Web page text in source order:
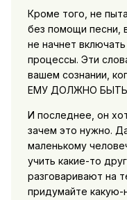
Кроме того, не
без помощи песни,
не начнет
процессы. Эти
вашем сознании,
ЕМУ ДОЛЖНО БЫТЬ
И последнее, он
зачем это нужно.
маленькому
учить какие-то
разговаривают на
придумайте какую-